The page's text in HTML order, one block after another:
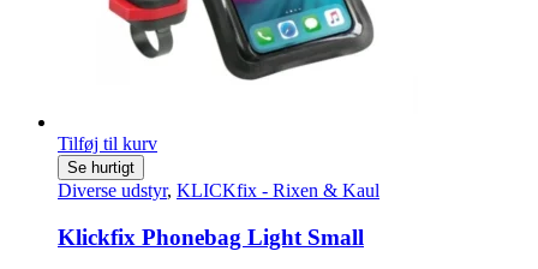
Tilføj til kurv
Se hurtigt
Diverse udstyr, KLICKfix - Rixen & Kaul
Klickfix Phonebag Light Small